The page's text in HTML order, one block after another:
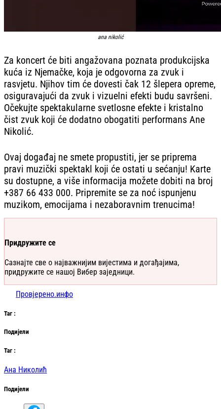
ana nikolić
Za koncert će biti angažovana poznata produkcijska
kuća iz Njemačke, koja je odgovorna za zvuk i
rasvjetu. Njihov tim će dovesti čak 12 šlepera opreme,
osiguravajući da zvuk i vizuelni efekti budu savršeni.
Očekujte spektakularne svetlosne efekte i kristalno
čist zvuk koji će dodatno obogatiti performans Ane
Nikolić.
Ovaj događaj ne smete propustiti, jer se priprema
pravi muzički spektakl koji će ostati u sećanju! Karte
su dostupne, a više informacija možete dobiti na broj
+387 66 433 000. Pripremite se za noć ispunjenu
muzikom, emocijama i nezaboravnim trenucima!
Придружите се
Сазнајте све о најважнијим вијестима и догађајима,
придружите се нашој Вибер заједници.
Провјерено.инфо
Таг :
Подијели
Таг :
Ана Николић
Подијели